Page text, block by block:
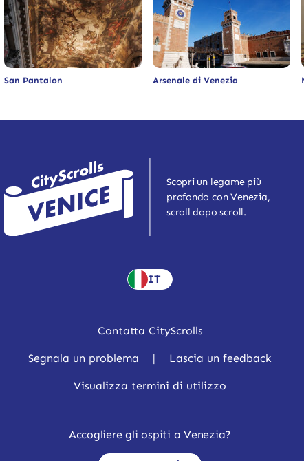
San Pantalon Arsenale di Venezia
Scopri un legame più
profondo con Venezia,
scroll dopo scroll.
IT
Contatta CityScrolls
Segnala un problema | Lascia un feedback
Visualizza termini di utilizzo
Accogliere gli ospiti a Venezia?